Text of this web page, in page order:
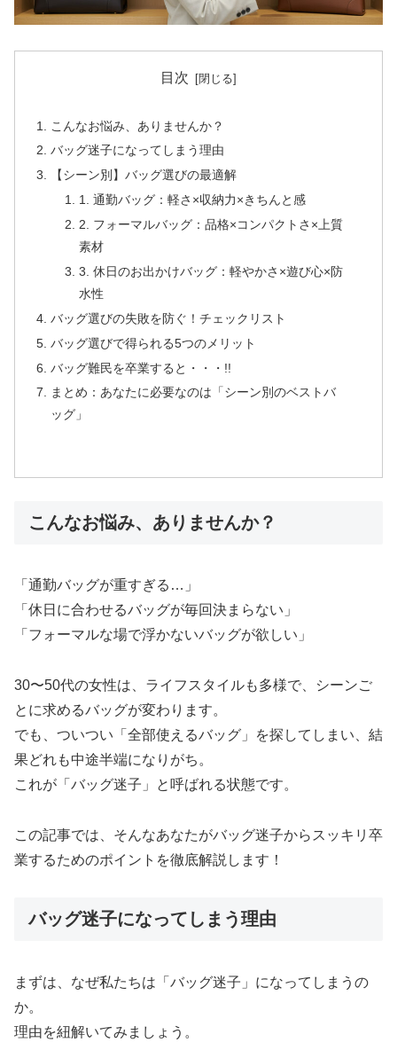
目次
こんなお悩み、ありませんか？
バッグ迷子になってしまう理由
【シーン別】バッグ選びの最適解
1. 通勤バッグ：軽さ×収納力×きちんと感
2. フォーマルバッグ：品格×コンパクトさ×上質
素材
3. 休日のお出かけバッグ：軽やかさ×遊び心×防
水性
バッグ選びの失敗を防ぐ！チェックリスト
バッグ選びで得られる5つのメリット
バッグ難民を卒業すると・・・!!
まとめ：あなたに必要なのは「シーン別のベストバ
ッグ」
こんなお悩み、ありませんか？
「通勤バッグが重すぎる…」
「休日に合わせるバッグが毎回決まらない」
「フォーマルな場で浮かないバッグが欲しい」
30〜50代の女性は、ライフスタイルも多様で、シーンご
とに求めるバッグが変わります。
でも、ついつい「全部使えるバッグ」を探してしまい、結
果どれも中途半端になりがち。
これが「バッグ迷子」と呼ばれる状態です。
この記事では、そんなあなたがバッグ迷子からスッキリ卒
業するためのポイントを徹底解説します！
バッグ迷子になってしまう理由
まずは、なぜ私たちは「バッグ迷子」になってしまうの
か。
理由を紐解いてみましょう。